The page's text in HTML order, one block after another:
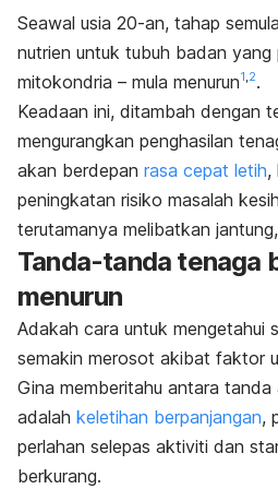
Seawal usia 20-an, tahap
nutrien untuk tubuh badan yang
mitokondria – mula menurun1 2.
Keadaan ini, ditambah dengan
mengurangkan penghasilan
akan berdepan rasa cepat letih,
peningkatan risiko masalah
terutamanya melibatkan
Tanda-tanda tenaga
menurun
Adakah cara untuk mengetahui
semakin merosot akibat faktor
Gina memberitahu antara tanda
adalah keletihan berpanjangan,
perlahan selepas aktiviti dan
berkurang.